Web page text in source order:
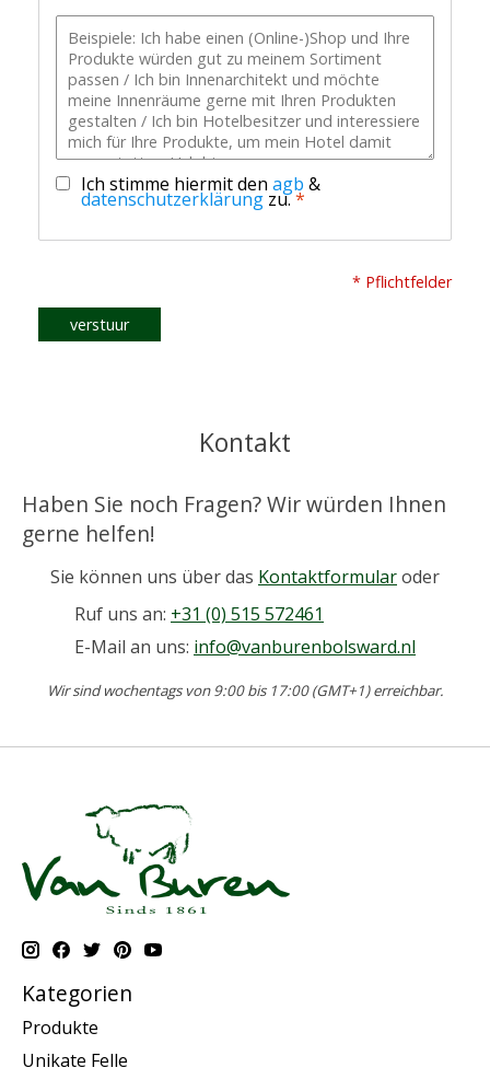
Ich stimme hiermit den agb &
datenschutzerklärung zu.*
* Pflichtfelder
verstuur
Kontakt
Haben Sie noch Fragen? Wir würden Ihnen
gerne helfen!
Sie können uns über das Kontaktformularoder
Ruf uns an: +31 (0) 515 572461
E-Mail an uns: info@vanburenbolsward.nl
Wir sind wochentags von 9:00 bis 17:00 (GMT+1) erreichbar.
Kategorien
Produkte
Unikate Felle